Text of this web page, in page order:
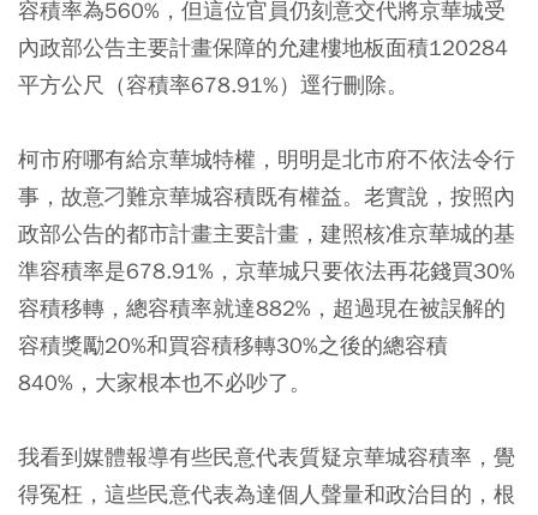
容積率為560%，但這位官員仍刻意交代將京華城受
內政部公告主要計畫保障的允建樓地板面積120284
平方公尺（容積率678.91%）逕行刪除。
柯市府哪有給京華城特權，明明是北市府不依法令行
事，故意刁難京華城容積既有權益。老實說，按照內
政部公告的都市計畫主要計畫，建照核准京華城的基
準容積率是678.91%，京華城只要依法再花錢買30%
容積移轉，總容積率就達882%，超過現在被誤解的
容積獎勵20%和買容積移轉30%之後的總容積
840%，大家根本也不必吵了。
我看到媒體報導有些民意代表質疑京華城容積率，覺
得冤枉，這些民意代表為達個人聲量和政治目的，根